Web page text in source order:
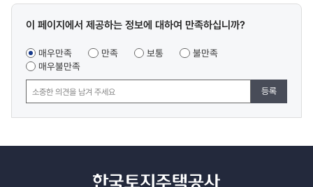
콘텐츠
조사
이 페이지에서 제공하는 정보에 대하여 만족하십니까?
매우만족 만족 보통
불만족
매우불만족
등록